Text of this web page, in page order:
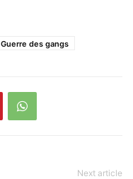
Guerre des gangs
Next article